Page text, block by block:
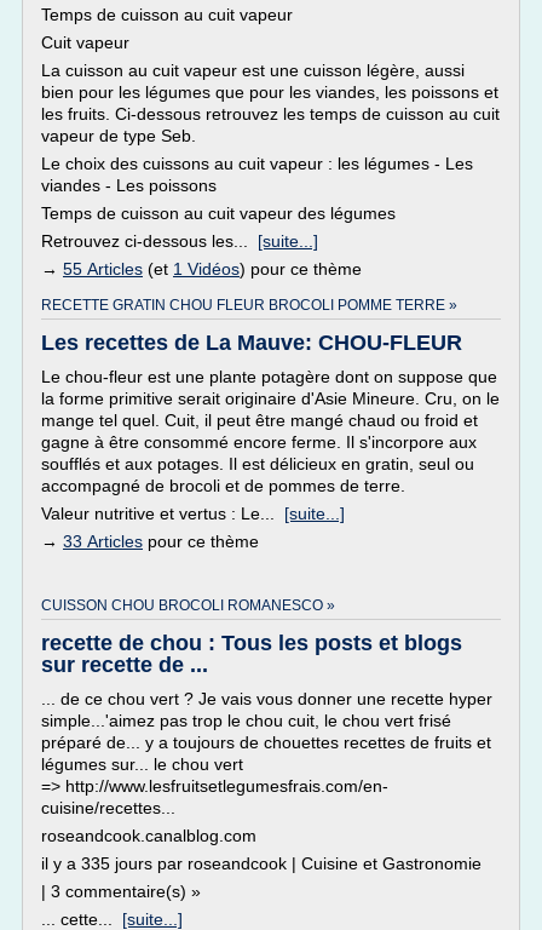
Temps de cuisson au cuit vapeur
Cuit vapeur
La cuisson au cuit vapeur est une cuisson légère, aussi
bien pour les légumes que pour les viandes, les poissons et
les fruits. Ci-dessous retrouvez les temps de cuisson au cuit
vapeur de type Seb.
Le choix des cuissons au cuit vapeur : les légumes - Les
viandes - Les poissons
Temps de cuisson au cuit vapeur des légumes
Retrouvez ci-dessous les... [suite...]
→ 55 Articles (et 1 Vidéos) pour ce thème
RECETTE GRATIN CHOU FLEUR BROCOLI POMME TERRE »
Les recettes de La Mauve: CHOU-FLEUR
Le chou-fleur est une plante potagère dont on suppose que
la forme primitive serait originaire d'Asie Mineure. Cru, on le
mange tel quel. Cuit, il peut être mangé chaud ou froid et
gagne à être consommé encore ferme. Il s'incorpore aux
soufflés et aux potages. Il est délicieux en gratin, seul ou
accompagné de brocoli et de pommes de terre.
Valeur nutritive et vertus : Le... [suite...]
→ 33 Articles pour ce thème
CUISSON CHOU BROCOLI ROMANESCO »
recette de chou : Tous les posts et blogs
sur recette de ...
... de ce chou vert ? Je vais vous donner une recette hyper
simple...'aimez pas trop le chou cuit, le chou vert frisé
préparé de... y a toujours de chouettes recettes de fruits et
légumes sur... le chou vert
=> http://www.lesfruitsetlegumesfrais.com/en-
cuisine/recettes...
roseandcook.canalblog.com
il y a 335 jours par roseandcook | Cuisine et Gastronomie
| 3 commentaire(s) »
... cette... [suite...]